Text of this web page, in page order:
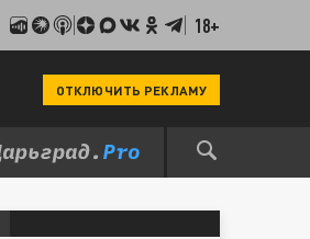
18+
ОТКЛЮЧИТЬ РЕКЛАМУ